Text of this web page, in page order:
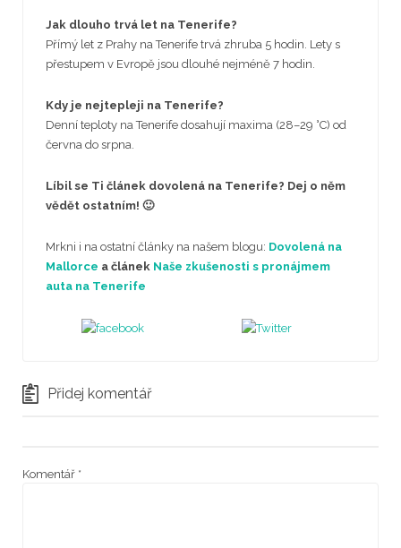
Jak dlouho trvá let na Tenerife?
Přímý let z Prahy na Tenerife trvá zhruba 5 hodin. Lety s
přestupem v Evropě jsou dlouhé nejméně 7 hodin.
Kdy je nejtepleji na Tenerife?
Denní teploty na Tenerife dosahují maxima (28–29 °C) od
června do srpna.
Líbil se Ti článek dovolená na Tenerife? Dej o něm
vědět ostatním! 🙂
Mrkni i na ostatní články na našem blogu: Dovolená na
Mallorce a článek Naše zkušenosti s pronájmem
auta na Tenerife
Přidej komentář
Komentář *